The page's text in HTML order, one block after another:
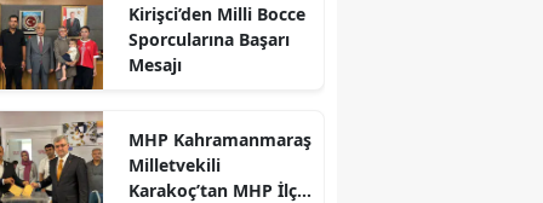
Kirişci’den Milli Bocce
Sporcularına Başarı
Mesajı
MHP Kahramanmaraş
Milletvekili
Karakoç’tan MHP İlçe